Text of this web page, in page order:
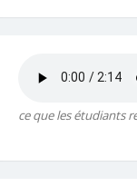
ce que les étudiants